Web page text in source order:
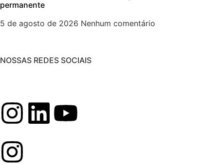
permanente
5 de agosto de 2026 Nenhum comentário
NOSSAS REDES SOCIAIS